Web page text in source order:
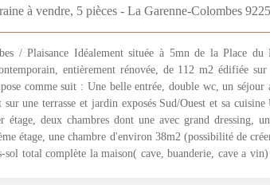
à vendre, 5 pièces - La Garenne-Colombes
/ Plaisance Idéalement située à 5mn de la Place du
entièrement rénovée, de 112 m2 édifiée
comme suit : Une belle entrée, double wc, un séjour
une terrasse et jardin exposés Sud/Ouest et sa cuisine
étage, deux chambres dont une avec grand dressing,
étage, une chambre d'environ 38m2 (possibilité de
sol total complète la maison( cave, buanderie, cave a vin)